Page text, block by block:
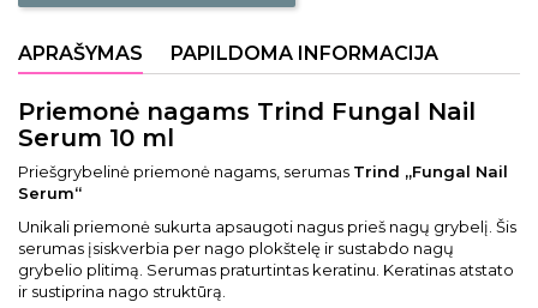
APRAŠYMAS PAPILDOMA INFORMACIJA
Priemonė nagams Trind Fungal Nail
Serum 10 ml
Priešgrybelinė priemonė nagams, serumas Trind „Fungal Nail
Serum“
Unikali priemonė sukurta apsaugoti nagus prieš nagų grybelį. Šis
serumas įsiskverbia per nago plokštelę ir sustabdo nagų
grybelio plitimą. Serumas praturtintas keratinu. Keratinas atstato
ir sustiprina nago struktūrą.